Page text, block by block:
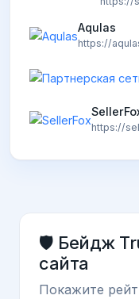
Aqulas
https://
https://
🛡️ Бейдж
сайта
Покажите